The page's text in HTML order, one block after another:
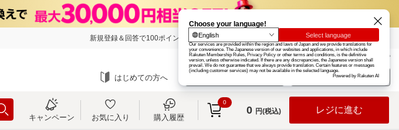
新規登録＆回答で100ポイント! 楽天グループ カード
お知らせ ヘルプ
はじめての方へ ログイン
キャンペーン お気に入り 購入履歴
0
0 円(税込) レジに進む